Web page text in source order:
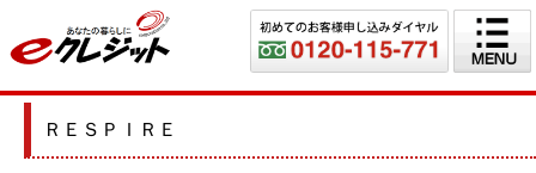
ＲＥＳＰＩＲＥ